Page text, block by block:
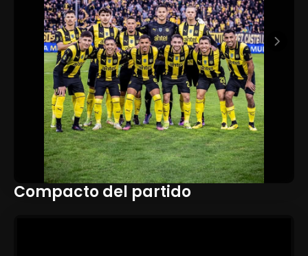
Compacto del partido